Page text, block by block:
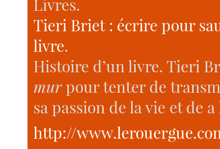
Livres.
Tieri Briet : écrire pour
livre.
Histoire d’un livre. Tieri
murpour tenter de
sa passion de la vie et de
http://